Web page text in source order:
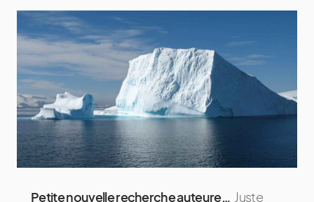
Petite nouvelle recherche auteure… Juste